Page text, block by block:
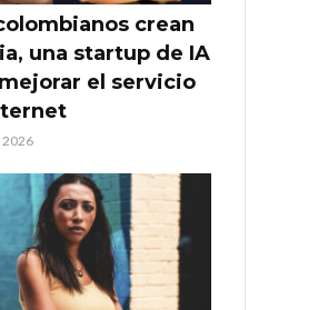
crean
una startup de IA
el servicio
2026